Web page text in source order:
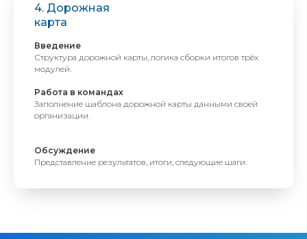
4. Дорожная
карта
Введение
Структура дорожной карты, логика сборки итогов трёх
модулей.
Работа в командах
Заполнение шаблона дорожной карты данными своей
организации.
Обсуждение
Представление результатов, итоги, следующие шаги.